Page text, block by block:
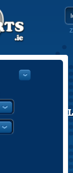
POLISH